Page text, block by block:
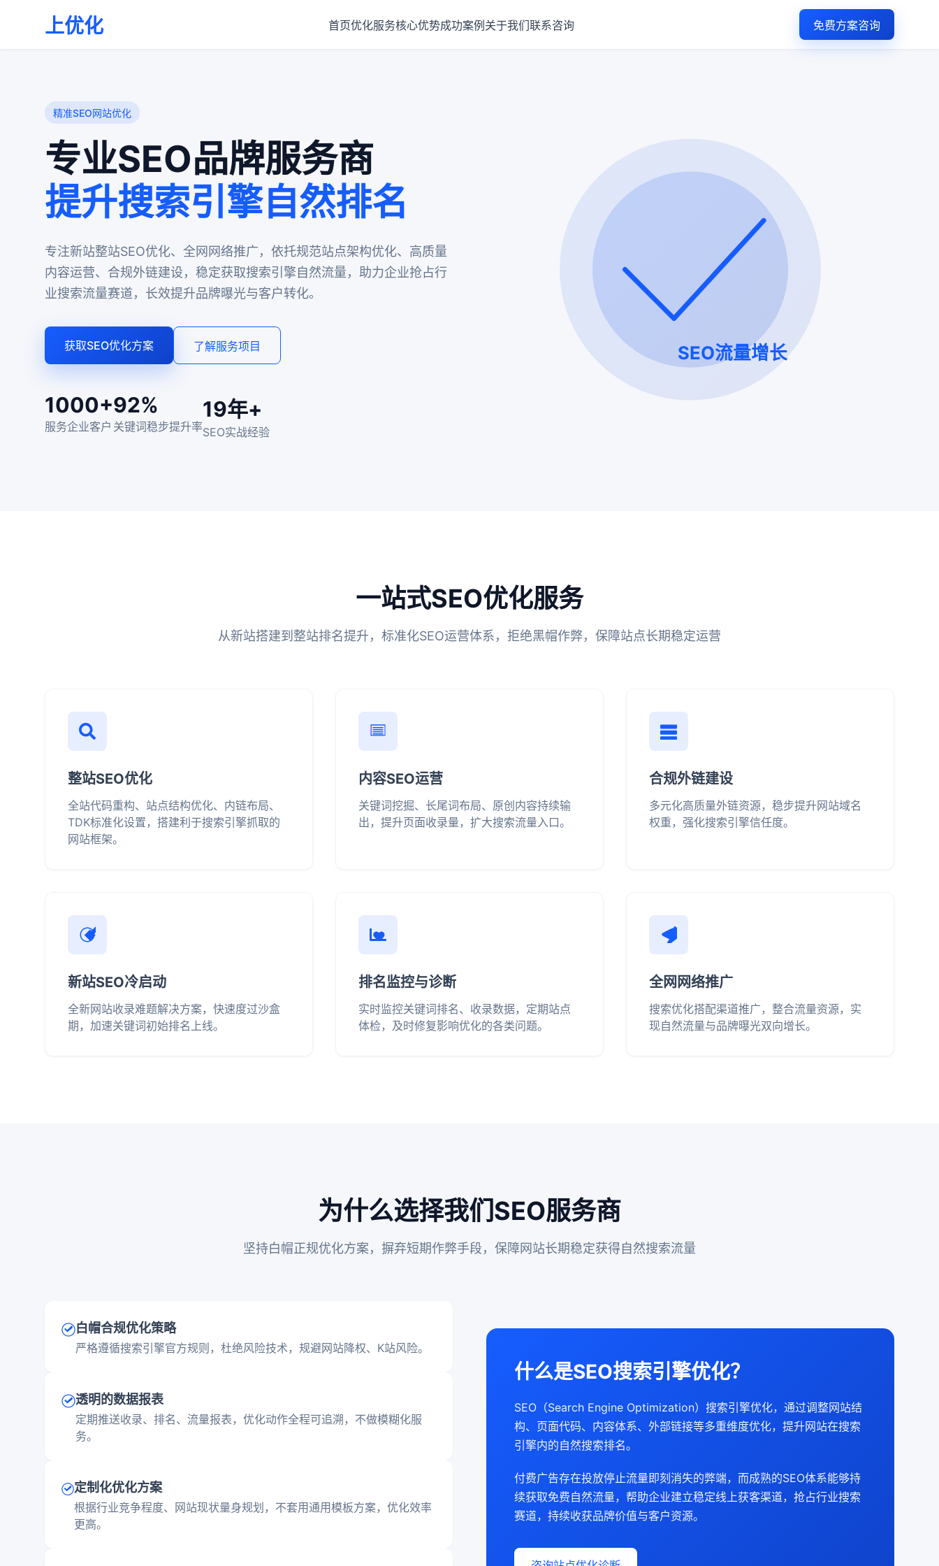
上优化 首页优化服务核心优势成功案例 关于我们联系咨询 免费方案咨询
精准SEO网站优化
专业SEO品牌服务商
提升搜索引擎自然排名
专注新站整站SEO优化、全网网络推广，依托规范站点架构优化、高质量
内容运营、合规外链建设，稳定获取搜索引擎自然流量，助力企业抢占行
业搜索流量赛道，长效提升品牌曝光与客户转化。
获取SEO优化方案 了解服务项目
1000+
服务企业客户
92%
关键词稳步提升率
19年+
SEO实战经验
SEO流量增长
一站式SEO优化服务
从新站搭建到整站排名提升，标准化SEO运营体系，拒绝黑帽作弊，保障站点长期稳定运营
整站SEO优化
全站代码重构、站点结构优化、内链布局、
TDK标准化设置，搭建利于搜索引擎抓取的
网站框架。
内容SEO运营
关键词挖掘、长尾词布局、原创内容持续输
出，提升页面收录量，扩大搜索流量入口。
合规外链建设
多元化高质量外链资源，稳步提升网站域名
权重，强化搜索引擎信任度。
新站SEO冷启动
全新网站收录难题解决方案，快速度过沙盒
期，加速关键词初始排名上线。
排名监控与诊断
实时监控关键词排名、收录数据，定期站点
体检，及时修复影响优化的各类问题。
全网网络推广
搜索优化搭配渠道推广，整合流量资源，实
现自然流量与品牌曝光双向增长。
为什么选择我们SEO服务商
坚持白帽正规优化方案，摒弃短期作弊手段，保障网站长期稳定获得自然搜索流量
白帽合规优化策略
严格遵循搜索引擎官方规则，杜绝风险技术，规避网站降权、K站风险。
透明的数据报表
定期推送收录、排名、流量报表，优化动作全程可追溯，不做模糊化服
务。
定制化优化方案
根据行业竞争程度、网站现状量身规划，不套用通用模板方案，优化效率
更高。
什么是SEO搜索引擎优化？
SEO（Search Engine Optimization）搜索引擎优化，通过调整网站结
构、页面代码、内容体系、外部链接等多重维度优化，提升网站在搜索
引擎内的自然搜索排名。
付费广告存在投放停止流量即刻消失的弊端，而成熟的SEO体系能够持
续获取免费自然流量，帮助企业建立稳定线上获客渠道，抢占行业搜索
赛道，持续收获品牌价值与客户资源。